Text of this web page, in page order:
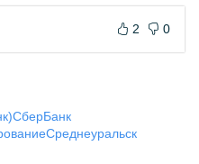
2 0
СберБанк
Среднеуральск